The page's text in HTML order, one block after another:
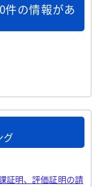
件の情報があ
グ
証明、評価証明の請